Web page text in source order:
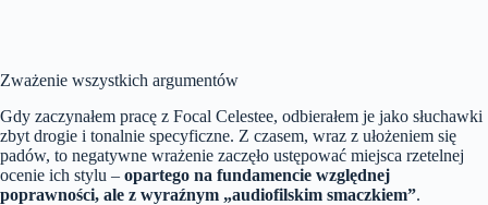
Zważenie wszystkich argumentów
Gdy zaczynałem pracę z Focal Celestee, odbierałem je jako słuchawki
zbyt drogie i tonalnie specyficzne. Z czasem, wraz z ułożeniem się
padów, to negatywne wrażenie zaczęło ustępować miejsca rzetelnej
ocenie ich stylu – opartego na fundamencie względnej
poprawności, ale z wyraźnym „audiofilskim smaczkiem”.